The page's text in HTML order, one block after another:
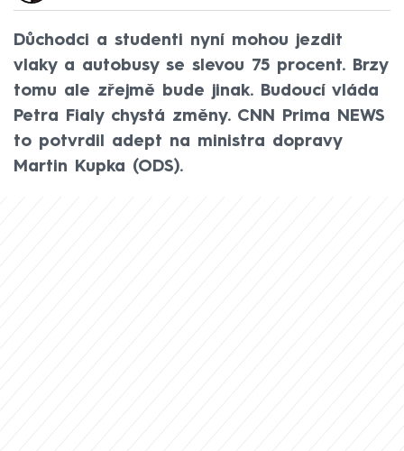
Důchodci a studenti nyní mohou jezdit
vlaky a autobusy se slevou 75 procent. Brzy
tomu ale zřejmě bude jinak. Budoucí vláda
Petra Fialy chystá změny. CNN Prima NEWS
to potvrdil adept na ministra dopravy
Martin Kupka (ODS).